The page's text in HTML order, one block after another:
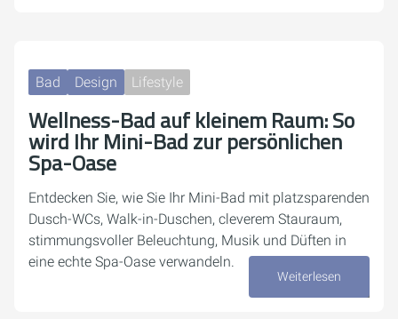
Bad Design Lifestyle
Wellness-Bad auf kleinem Raum: So
wird Ihr Mini-Bad zur persönlichen
Spa-Oase
Entdecken Sie, wie Sie Ihr Mini-Bad mit platzsparenden
Dusch-WCs, Walk-in-Duschen, cleverem Stauraum,
stimmungsvoller Beleuchtung, Musik und Düften in
eine echte Spa-Oase verwandeln.
Weiterlesen